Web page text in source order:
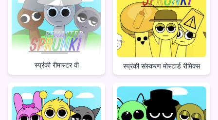
स्प्रंकी रीमास्टर वी स्प्रंकी संस्करण मोस्टार्ड रीमिक्स